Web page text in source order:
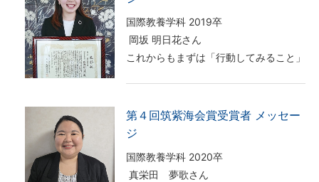
国際教養学科 2019卒
岡坂 明日花さん
これからもまずは「行動してみること」
第４回筑紫海会賞受賞者 メッセー
ジ
国際教養学科 2020卒
真栄田 夢歌さん